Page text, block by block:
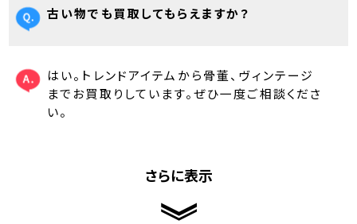
古い物でも買取してもらえますか？
はい。トレンドアイテムから骨董、ヴィンテージ
までお買取りしています。ぜひ一度ご相談くださ
い。
さらに表示